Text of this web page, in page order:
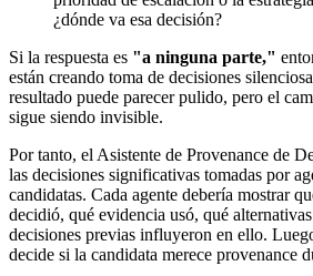
¿dónde va esa decisión?
Si la respuesta es "a ninguna parte,"
están creando toma de decisiones
resultado puede parecer pulido, pero el
sigue siendo invisible.
Por tanto, el Asistente de Provenance de
las decisiones significativas tomadas por
candidatas. Cada agente debería mostrar
decidió, qué evidencia usó, qué
decisiones previas influyeron en ello.
decide si la candidata merece provenance